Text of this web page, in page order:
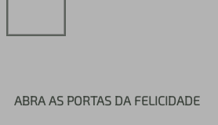
ABRA AS PORTAS DA FELICIDADE